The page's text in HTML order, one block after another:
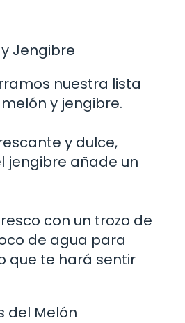
Jengibre
nuestra lista
y jengibre.
y dulce,
jengibre añade un
con un trozo de
de agua para
que te hará sentir
del Melón